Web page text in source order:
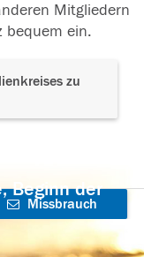
Mitgliedern
bequem ein.
zu
Beginn der
Missbrauch